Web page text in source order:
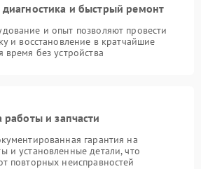
диагностика и быстрый ремонт
и опыт позволяют провести
и восстановление в кратчайшие
без устройства
работы и запчасти
гарантия на
и установленные детали, что
повторных неисправностей